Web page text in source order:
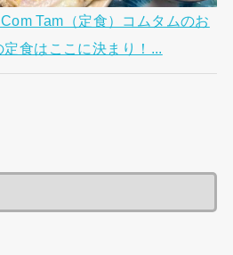
Tam（定食）コムタムのお
食はここに決まり！...